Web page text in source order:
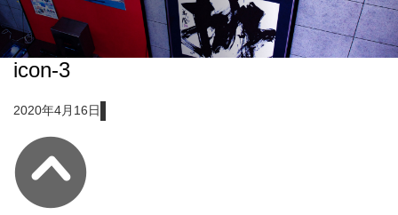
icon-3
2020年4月16日